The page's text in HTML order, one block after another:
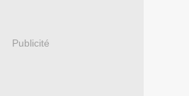
Publicité